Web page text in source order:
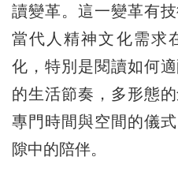
讀變革。這一變革有
當代人精神文化需求
化，特別是閱讀如何
的生活節奏，多形態
專門時間與空間的儀
隙中的陪伴。